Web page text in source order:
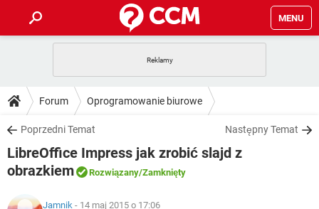
MENU
GRY WHATSAPP
SPOTIFY
INSTAGRAM FACEBOOK
WINDOWS 10
PORADY
PlayStation
SPOTIFY
DO POBRANIA
ANDROID TIKTOK
GRY WHATSAPP
IOS
FORUM
ARTYKUŁY
Forum Oprogramowanie biurowe
Poprzedni Temat Następny Temat
LibreOffice Impress jak zrobić slajd z
obrazkiem
Rozwiązany/Zamknięty
Jamnik - 14 maj 2015 o 17:06